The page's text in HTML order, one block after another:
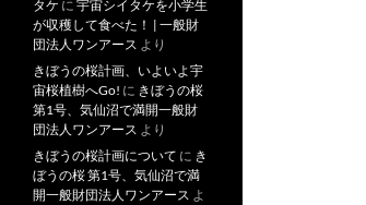
タケ に 宇宙シイタケを小学生
が収穫して食べた！ | 一般財
団法人ワンアース より
きぼうの桜計画、いよいよ宇
宙桜植樹へGo! に きぼうの桜
第1号、気仙沼で満開一般財
団法人ワンアース より
きぼうの桜計画について に き
ぼうの桜 第1号、気仙沼で満
開一般財団法人ワンアース よ